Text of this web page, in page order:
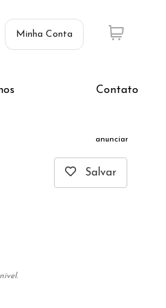
Minha Conta
Contato
anunciar
Salvar